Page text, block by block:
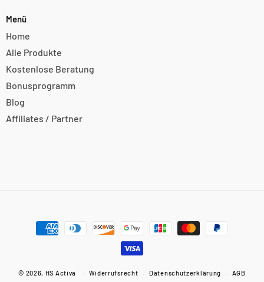
Menü
Home
Alle Produkte
Kostenlose Beratung
Bonusprogramm
Blog
Affiliates / Partner
Zahlungsmethoden
© 2026, HS Activa Widerrufsrecht Datenschutzerklärung AGB